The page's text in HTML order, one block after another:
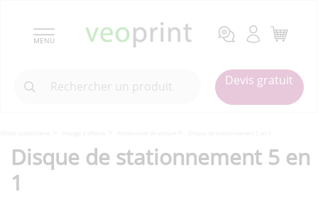
MENU
Devis gratuit
Disque de stationnement 5 en
1